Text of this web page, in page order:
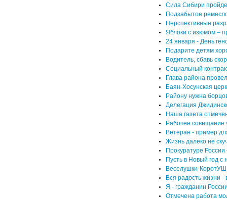
Сила Сибири
Подзабытое
Перспективные
Яблоки с изюмом –
24 января - День
Подарите детям
Водитель, сбавь
Социальный
Глава района
Баян-Хосунская
Району нужна
Делегация
Наша газета
Рабочее совещание
Ветеран - пример
Жизнь далеко не
Прокуратуре
Пусть в Новый год c
Веселушки-
Вся радость жизни -
Я - гражданин
Отмечена работа